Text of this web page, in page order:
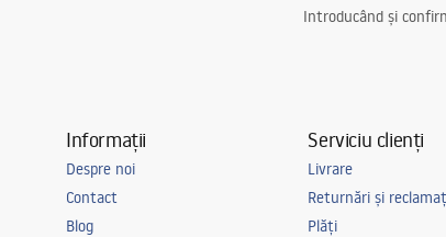
Introducând și
Informații
Despre noi
Contact
Blog
Serviciu clienți
Livrare
Returnări și
Plăți